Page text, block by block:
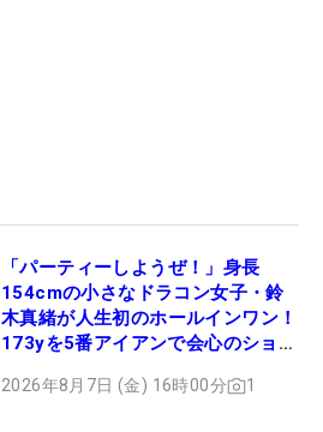
「パーティーしようぜ！」身長
154cmの小さなドラコン女子・鈴
木真緒が人生初のホールインワン！
173yを5番アイアンで会心のショッ
2026年8月7日 (金) 16時00分 1